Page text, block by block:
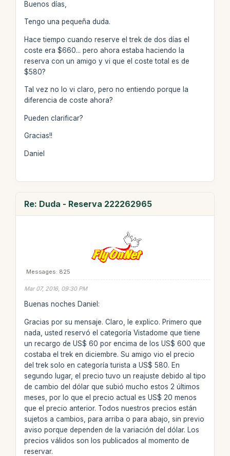
Buenos días,
Tengo una pequeña duda.
Hace tiempo cuando reserve el trek de dos días el
coste era $660... pero ahora estaba haciendo la
reserva con un amigo y vi que el coste total es de
$580?
Tal vez no lo vi claro, pero no entiendo porque la
diferencia de coste ahora?
Pueden clarificar?
Gracias!!
Daniel
Re: Duda - Reserva 222262965
Messages: 825
Mar 07, 2016, 09:30 PM
Buenas noches Daniel:
Gracias por su mensaje. Claro, le explico. Primero que
nada, usted reservó el categoría Vistadome que tiene
un recargo de US$ 60 por encima de los US$ 600 que
costaba el trek en diciembre. Su amigo vio el precio
del trek solo en categoría turista a US$ 580. En
segundo lugar, el precio tuvo un reajuste debido al tipo
de cambio del dólar que subió mucho estos 2 últimos
meses, por lo que el precio actual es US$ 20 menos
que el precio anterior. Todos nuestros precios están
sujetos a cambios, para arriba o para abajo, sin previo
aviso porque dependen de la variación del dólar. Los
precios válidos son los publicados al momento de
reservar.